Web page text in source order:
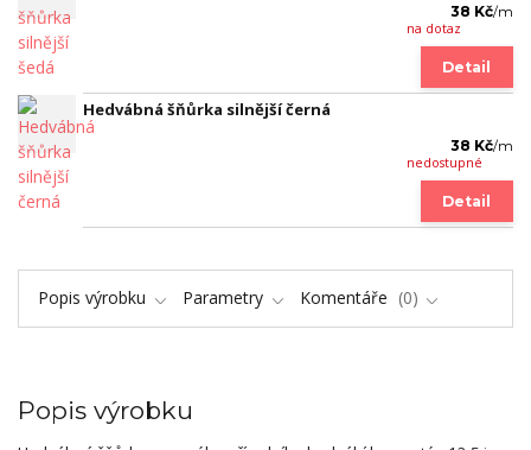
38 Kč/m
na dotaz
Detail
Hedvábná šňůrka silnější černá
38 Kč/m
nedostupné
Detail
Popis výrobku Parametry Komentáře 0
Popis výrobku